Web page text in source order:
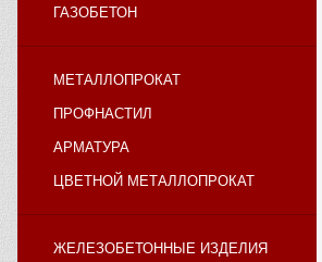
ГАЗОБЕТОН
МЕТАЛЛОПРОКАТ
ПРОФНАСТИЛ
АРМАТУРА
ЦВЕТНОЙ МЕТАЛЛОПРОКАТ
ЖЕЛЕЗОБЕТОННЫЕ ИЗДЕЛИЯ